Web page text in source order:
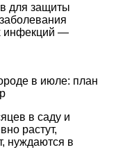
для защиты
инфекций —
в июле: план
в саду и
растут,
нуждаются в